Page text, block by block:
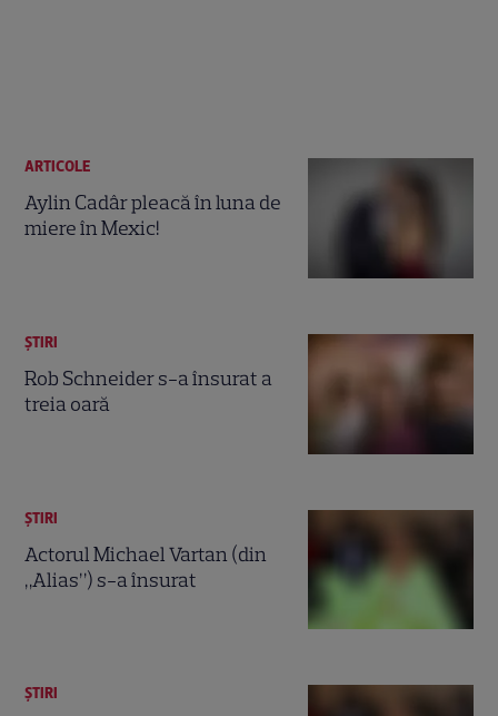
ARTICOLE
Aylin Cadâr pleacă în luna de
miere în Mexic!
ȘTIRI
Rob Schneider s-a însurat a
treia oară
ȘTIRI
Actorul Michael Vartan (din
„Alias”) s-a însurat
ȘTIRI